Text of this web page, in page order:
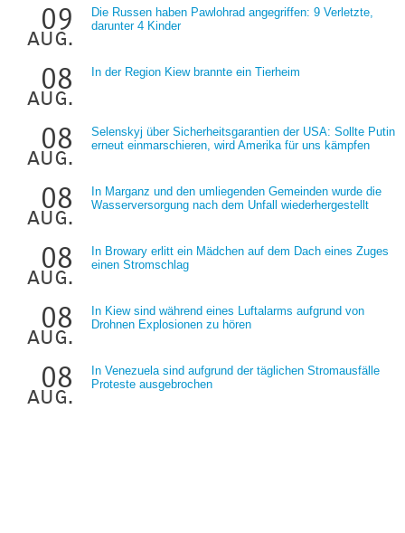
09
aug.
Die Russen haben Pawlohrad angegriffen: 9 Verletzte,
darunter 4 Kinder
08
aug.
In der Region Kiew brannte ein Tierheim
08
aug.
Selenskyj über Sicherheitsgarantien der USA: Sollte Putin
erneut einmarschieren, wird Amerika für uns kämpfen
08
aug.
In Marganz und den umliegenden Gemeinden wurde die
Wasserversorgung nach dem Unfall wiederhergestellt
08
aug.
In Browary erlitt ein Mädchen auf dem Dach eines Zuges
einen Stromschlag
08
aug.
In Kiew sind während eines Luftalarms aufgrund von
Drohnen Explosionen zu hören
08
aug.
In Venezuela sind aufgrund der täglichen Stromausfälle
Proteste ausgebrochen